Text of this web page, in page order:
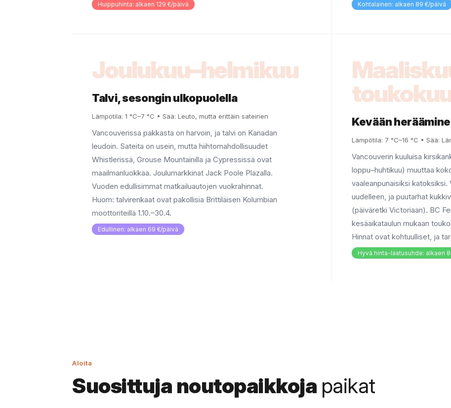
Huippuhinta: alkaen 129 €/päivä Kohtalainen: alkaen 89 €/päivä
Joulukuu–helmikuu
Talvi, sesongin ulkopuolella
Lämpötila: 1 °C–7 °C • Sää: Leuto, mutta erittäin sateinen
Vancouverissa pakkasta on harvoin, ja talvi on Kanadan
leudoin. Sateita on usein, mutta hiihtomahdollisuudet
Whistlerissä, Grouse Mountainilla ja Cypressissä ovat
maailmanluokkaa. Joulumarkkinat Jack Poole Plazalla.
Vuoden edullisimmat matkailuautojen vuokrahinnat.
Huom: talvirenkaat ovat pakollisia Brittiläisen Kolumbian
moottoriteillä 1.10.–30.4.
Edullinen: alkaen 69 €/päivä
Kevään
Lämpötila: 7 °C–16 °C • Sää:
Vancouverin kuuluisa
loppu–huhtikuu) muuttaa
vaaleanpunaisiksi katoksiksi.
uudelleen, ja puutarhat
(päiväretki Victoriaan). BC
kesäaikataulun mukaan
Hinnat ovat kohtuulliset, ja
Hyvä hinta-laatusuhde: alkaen
Aloita
Suosittuja noutopaikkoja paikat